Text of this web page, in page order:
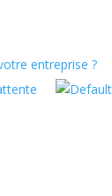
entreprise ?